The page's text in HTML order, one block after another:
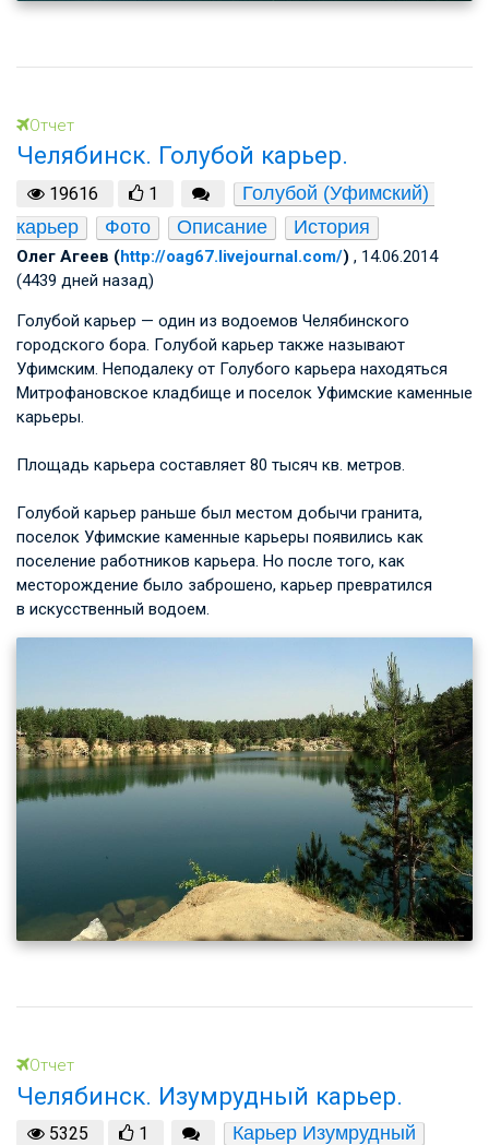
Отчет
Челябинск. Голубой карьер.
19616 1
Голубой (Уфимский)
карьер
Фото Описание История
Олег Агеев (http://oag67.livejournal.com/) , 14.06.2014
(4439 дней назад)
Голубой карьер — один из водоемов Челябинского
городского бора. Голубой карьер также называют
Уфимским. Неподалеку от Голубого карьера находяться
Митрофановское кладбище и поселок Уфимские каменные
карьеры.
Площадь карьера составляет 80 тысяч кв. метров.
Голубой карьер раньше был местом добычи гранита,
поселок Уфимские каменные карьеры появились как
поселение работников карьера. Но после того, как
месторождение было заброшено, карьер превратился
в искусственный водоем.
Отчет
Челябинск. Изумрудный карьер.
5325 1 Карьер Изумрудный